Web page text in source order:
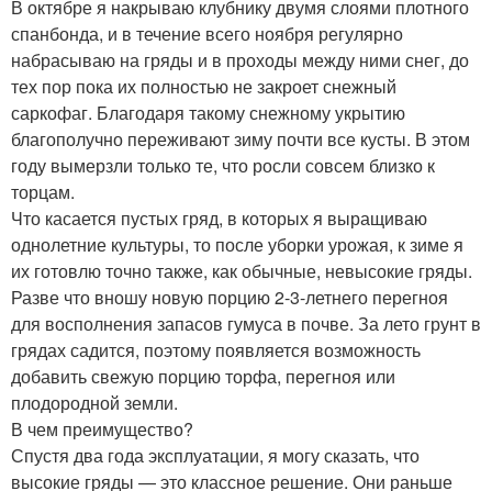
В октябре я накрываю клубнику двумя слоями плотного
спанбонда, и в течение всего ноября регулярно
набрасываю на гряды и в проходы между ними снег, до
тех пор пока их полностью не закроет снежный
саркофаг. Благодаря такому снежному укрытию
благополучно переживают зиму почти все кусты. В этом
году вымерзли только те, что росли совсем близко к
торцам.
Что касается пустых гряд, в которых я выращиваю
однолетние культуры, то после уборки урожая, к зиме я
их готовлю точно также, как обычные, невысокие гряды.
Разве что вношу новую порцию 2-3-летнего перегноя
для восполнения запасов гумуса в почве. За лето грунт в
грядах садится, поэтому появляется возможность
добавить свежую порцию торфа, перегноя или
плодородной земли.
В чем преимущество?
Спустя два года эксплуатации, я могу сказать, что
высокие гряды — это классное решение. Они раньше